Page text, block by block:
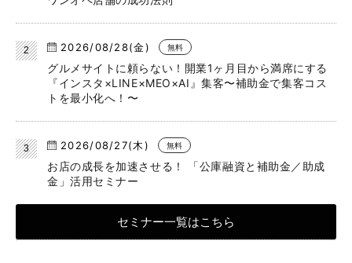
2026/08/28(金) 無料
グルメサイトに頼らない！開業1ヶ月目から満席にする
『インスタ×LINE×MEO×AI』集客〜補助金で集客コス
トを最小化へ！〜
2026/08/27(木) 無料
お店の成長を加速させる！ 「公庫融資と補助金／助成
金」活用セミナー
セミナー一覧はこちら